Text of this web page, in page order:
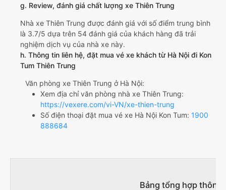
g. Review, đánh giá chất lượng xe Thiên Trung
Nhà xe Thiên Trung được đánh giá với số điểm trung bình
là 3.7/5 dựa trên 54 đánh giá của khách hàng đã trải
nghiệm dịch vụ của nhà xe này.
h. Thông tin liên hệ, đặt mua vé xe khách từ Hà Nội đi Kon
Tum Thiên Trung
Văn phòng xe Thiên Trung ở Hà Nội:
Xem địa chỉ văn phòng nhà xe Thiên Trung:
https://vexere.com/vi-VN/xe-thien-trung
Số điện thoại đặt mua vé xe Hà Nội Kon Tum: 1900
888684
Bảng tổng hợp thông